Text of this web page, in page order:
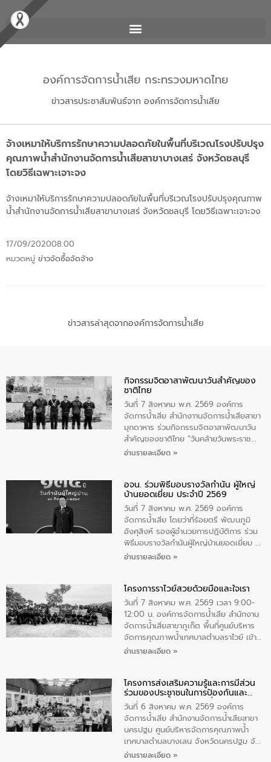
องค์การจัดการน้ำเสีย กระทรวงมหาดไทย
ข่าวสารประชาสัมพันธ์จาก องค์การจัดการน้ำเสีย
จ้างเหมาให้บริการรักษาความปลอดภัยในพื้นที่บริเวณโรงปรับปรุง
คุณภาพน้ำสำนักงานจัดการน้ำเสียสาขาบางเสร่ จังหวัดชลบุรี
โดยวิธีเฉพาะเจาะจง
จ้างเหมาให้บริการรักษาความปลอดภัยในพื้นที่บริเวณโรงปรับปรุงคุณภาพ
น้ำสำนักงานจัดการน้ำเสียสาขาบางเสร่ จังหวัดชลบุรี โดยวิธีเฉพาะเจาะจง
17/09/202008:00
หมวดหมู่ ข่าวจัดซื้อจัดจ้าง
ข่าวสารล่าสุดจากองค์การจัดการน้ำเสีย
กิจกรรมจิตอาสาพัฒนาวันสําคัญของ
ชาติไทย
วันที่ 7 สิงหาคม พ.ศ. 2569 องค์การ
จัดการน้ำเสีย สำนักงาานจัดการน้ำเสียสาขา
มุกดาหาร ร่วมกิจกรรมจิตอาสาพัฒนาวัน
สําคัญของชาติไทย “วันคล้ายวันพระราช
สมภพ สมเด็จพระนางเจ้าสิริกิติ์พระบรม
ทิพย์คำ รองผู้ว่าราชการจังหวัดมุกดาหาร
เป็นประธานในพิธี ณ เรือนจําชั่วคราวนาโสก
ตําบลนาโสก อําเภอเมืองมุกดาหาร จังหวัด
มุกดาหาร โดยในกิจกรรมได้ร่วมปลูกป่า และ
ทําความสะอาดภายในบริเวณ จัดกิจกรรม
เพื่อถวายเป็นพระราชกุศล สมเด็จพระนาง
เจ้าสิริกิติ์พระบรมราชินีนาถ พระบรมราช
อ่านรายละเอียด »
อจน. ร่วมพิธีมอบรางวัลกำนัน ผู้ใหญ่
บ้านยอดเยี่ยม ประจำปี 2569
วันที่ 7 สิงหาคม พ.ศ. 2569 องค์การ
จัดการน้ำเสีย โดยว่าที่ร้อยตรี พัฒนภูมิ
อังศุสิงห์ รองผู้อำนวยการปฏิบัติการ ร่วม
พิธีมอบรางวัลกำนันผู้ใหญ่บ้านยอดเยี่ยม ณ
ทำเนียบรัฐบาล โดยมีนายอนุทิน ชาญวีรกูล
ทองคำและประกาศเกียรติคุณให้แก่ กำนัน
ผู้ใหญ่บ้านยอดเยี่ยม พร้อมกล่าวชื่นชม ให้
โอวาท และมอบนโยบาย
อ่านรายละเอียด »
โครงการราไวย์สวยด้วยมือและใจเรา
วันที่ 7 สิงหาคม พ.ศ. 2569 เวลา 9:00-
12:00 น. องค์การจัดการน้ำเสีย สำนักงาน
จัดการน้ำเสียสาขาภูเก็ต พื้นที่ศูนย์บริหาร
จัดการคุณภาพน้ำเทศบาลตำบลราไวย์ เข้า
ร่วมโครงการราไวย์สวยด้วยมือและใจเรา
ประชาชน ตัวแทนจากโรงแรมต่างๆ ในเขต
เทศบาลตำบลราไวย์ ศูนย์บริหารจัดการ
คุณภาพน้ำเทศบาลตำบลราไวย์ นำโดยนาย
น้อย แก้วเศษ ผู้จัดการสำนักงานจัดการน้ำ
เสียสาขาภูเก็ต พร้อมด้วยเจ้าหน้าที่ จำนวน
5 คน ร่วมทำกิจกรรม ทำความสะอาด
ชายหาดและแหล่งท่องเที่ยว ณ บริเวณ
อ่านรายละเอียด »
โครงการส่งเสริมความรู้และการมีส่วน
ร่วมของประชาชนในการป้องกันและ
แก้ไขปัญหาน้ำเสียอย่างยั่งยืน
วันที่ 6 สิงหาคม พ.ศ. 2569 องค์การ
จัดการน้ำเสีย สำนักงานจัดการน้ำเสียสาขา
นครปฐม ศูนย์บริหารจัดการคุณภาพน้ำ
เทศบาลตำบลบางเลน จังหวัดนครปฐม จัด
กิจกรรมภายใต้โครงการส่งเสริมความรู้และ
อ่านรายละเอียด »